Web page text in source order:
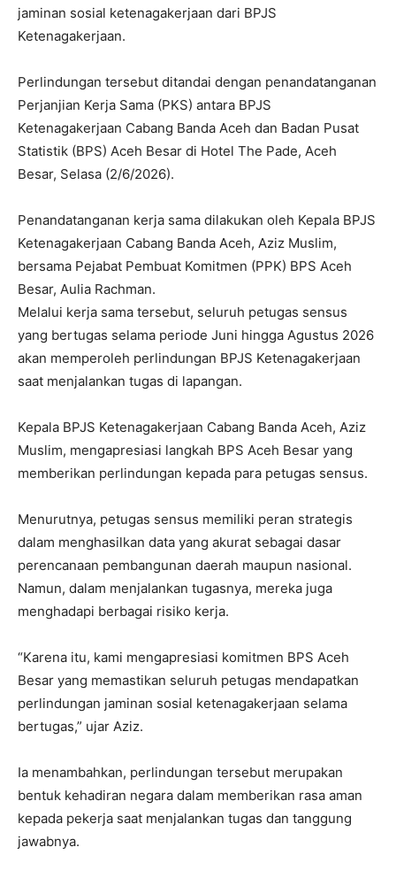
jaminan sosial ketenagakerjaan dari BPJS
Ketenagakerjaan.
Perlindungan tersebut ditandai dengan penandatanganan
Perjanjian Kerja Sama (PKS) antara BPJS
Ketenagakerjaan Cabang Banda Aceh dan Badan Pusat
Statistik (BPS) Aceh Besar di Hotel The Pade, Aceh
Besar, Selasa (2/6/2026).
Penandatanganan kerja sama dilakukan oleh Kepala BPJS
Ketenagakerjaan Cabang Banda Aceh, Aziz Muslim,
bersama Pejabat Pembuat Komitmen (PPK) BPS Aceh
Besar, Aulia Rachman.
Melalui kerja sama tersebut, seluruh petugas sensus
yang bertugas selama periode Juni hingga Agustus 2026
akan memperoleh perlindungan BPJS Ketenagakerjaan
saat menjalankan tugas di lapangan.
Kepala BPJS Ketenagakerjaan Cabang Banda Aceh, Aziz
Muslim, mengapresiasi langkah BPS Aceh Besar yang
memberikan perlindungan kepada para petugas sensus.
Menurutnya, petugas sensus memiliki peran strategis
dalam menghasilkan data yang akurat sebagai dasar
perencanaan pembangunan daerah maupun nasional.
Namun, dalam menjalankan tugasnya, mereka juga
menghadapi berbagai risiko kerja.
“Karena itu, kami mengapresiasi komitmen BPS Aceh
Besar yang memastikan seluruh petugas mendapatkan
perlindungan jaminan sosial ketenagakerjaan selama
bertugas,” ujar Aziz.
Ia menambahkan, perlindungan tersebut merupakan
bentuk kehadiran negara dalam memberikan rasa aman
kepada pekerja saat menjalankan tugas dan tanggung
jawabnya.